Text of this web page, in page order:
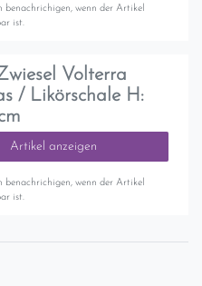
benachrichigen, wenn der Artikel
ist.
Volterra
/ Likörschale H:
Artikel anzeigen
benachrichigen, wenn der Artikel
ist.